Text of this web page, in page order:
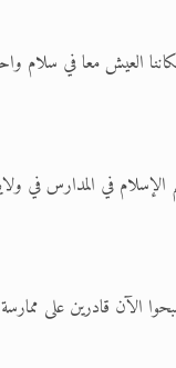
العيش معا في سلام
الإسلام في المدارس
الآن قادرين على